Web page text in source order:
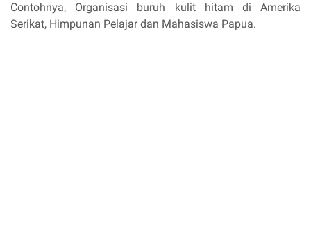
Contohnya, Organisasi buruh kulit hitam di Amerika
Serikat, Himpunan Pelajar dan Mahasiswa Papua.